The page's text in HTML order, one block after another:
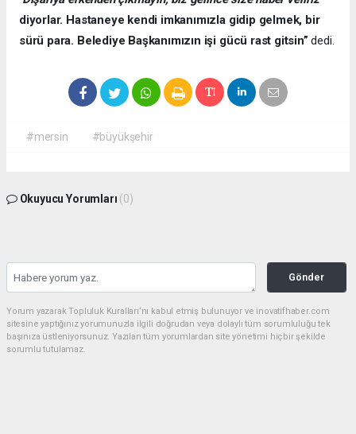
diyorlar. Hastaneye kendi imkanımızla gidip gelmek, bir
sürü para. Belediye Başkanımızın işi gücü rast gitsin” dedi.
#mersin #büyükşehir
Okuyucu Yorumları (0)
Gönder
Yorum yazarak Topluluk Kuralları’nı kabul etmiş bulunuyor ve inovatifhaber.com
sitesine yaptığınız yorumunuzla ilgili doğrudan veya dolaylı tüm sorumluluğu tek
başınıza üstleniyorsunuz. Yazılan tüm yorumlardan site yönetimi hiçbir şekilde
sorumlu tutulamaz.